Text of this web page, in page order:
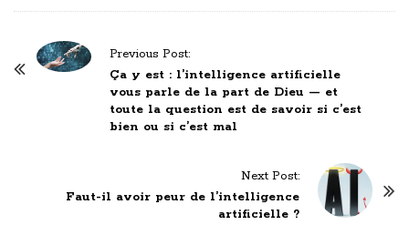
Previous Post:
Ça y est : l’intelligence artificielle
vous parle de la part de Dieu — et
toute la question est de savoir si c’est
bien ou si c’est mal
Next Post:
Faut-il avoir peur de l’intelligence
artificielle ?